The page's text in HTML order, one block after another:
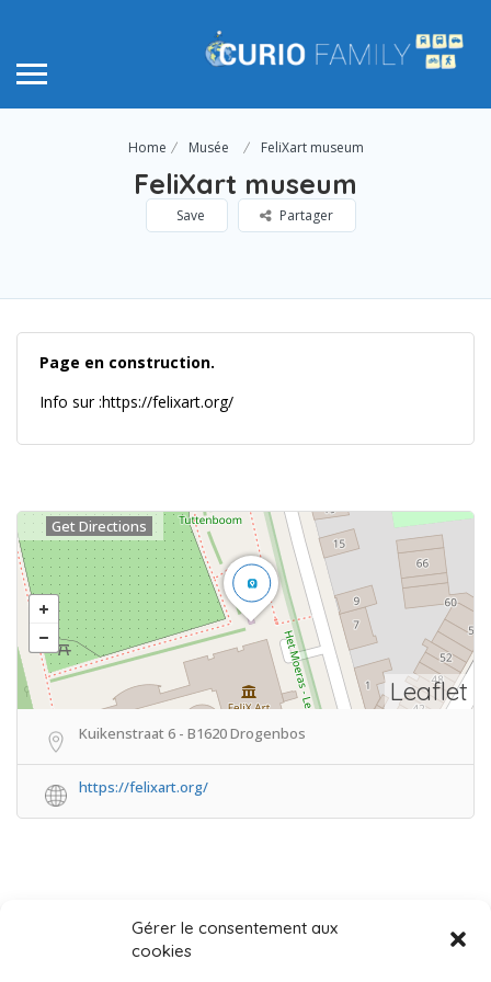
Gérer le consentement aux
cookies
Home Musée FeliXart museum
FeliXart museum
Save Partager
Page en construction.
Info sur :https://felixart.org/
Leaflet
Get Directions
Kuikenstraat 6 - B1620 Drogenbos
https://felixart.org/